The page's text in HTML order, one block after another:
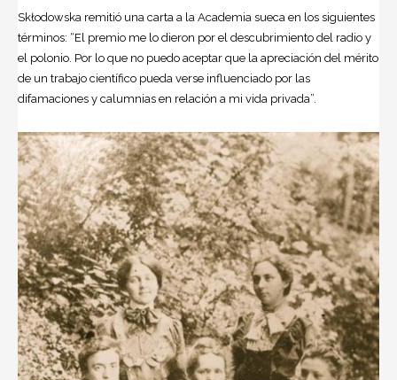
Skłodowska remitió una carta a la Academia sueca en los siguientes
términos: “El premio me lo dieron por el descubrimiento del radio y
el polonio. Por lo que no puedo aceptar que la apreciación del mérito
de un trabajo científico pueda verse influenciado por las
difamaciones y calumnias en relación a mi vida privada”.